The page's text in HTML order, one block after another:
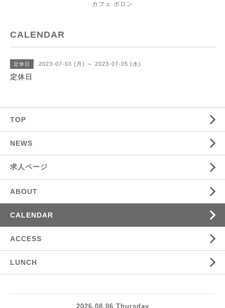
カフェ ポロン
CALENDAR
定休日 2023-07-03 (月) ～ 2023-07-05 (水)
定休日
TOP
NEWS
求人ページ
ABOUT
CALENDAR
ACCESS
LUNCH
2026.08.06 Thursday